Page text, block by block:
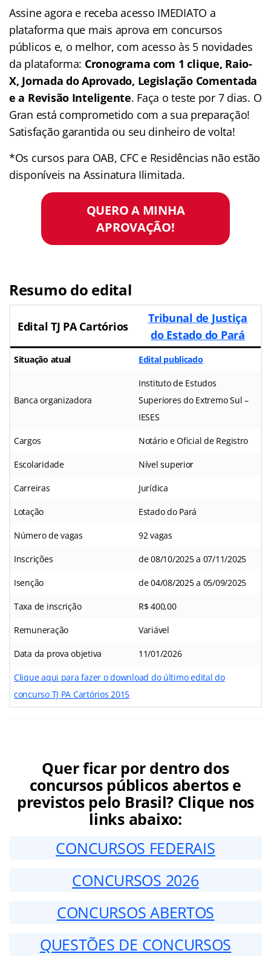
Assine agora e receba acesso IMEDIATO a
plataforma que mais aprova em concursos
públicos e, o melhor, com acesso às 5 novidades
da plataforma: Cronograma com 1 clique, Raio-
X, Jornada do Aprovado, Legislação Comentada
e a Revisão Inteligente. Faça o teste por 7 dias. O
Gran está comprometido com a sua preparação!
Satisfação garantida ou seu dinheiro de volta!
*Os cursos para OAB, CFC e Residências não estão
disponíveis na Assinatura Ilimitada.
QUERO A MINHA
APROVAÇÃO!
Resumo do edital
Edital TJ PA Cartórios
Tribunal de Justiça
do Estado do Pará
Situação atual Edital publicado
Banca organizadora
Instituto de Estudos
Superiores do Extremo Sul –
IESES
Cargos Notário e Oficial de Registro
Escolaridade Nível superior
Carreiras Jurídica
Lotação Estado do Pará
Número de vagas 92 vagas
Inscrições de 08/10/2025 a 07/11/2025
Isenção de 04/08/2025 a 05/09/2025
Taxa de inscrição R$ 400,00
Remuneração Variável
Data da prova objetiva 11/01/2026
Clique aqui para fazer o download do último edital do
concurso TJ PA Cartórios 2015
Quer ficar por dentro dos
concursos públicos abertos e
previstos pelo Brasil? Clique nos
links abaixo:
CONCURSOS FEDERAIS
CONCURSOS 2026
CONCURSOS ABERTOS
QUESTÕES DE CONCURSOS